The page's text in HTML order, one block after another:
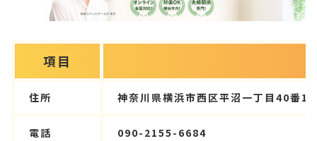
項目
住所 神奈川県横浜市西区平沼一丁目40番1
電話 090-2155-6684